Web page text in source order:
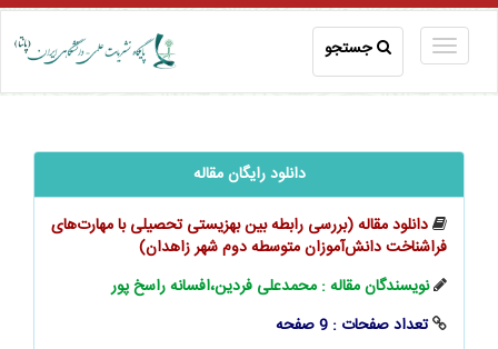
جستجو
دانلود رایگان مقاله
دانلود مقاله (بررسی رابطه بین بهزیستی تحصیلی با مهارت‌های
فراشناخت ‌‌‌دانش‌آموزان متوسطه دوم شهر زاهدان)
نویسندگان مقاله : محمدعلی فردین،افسانه راسخ‌ پور
تعداد صفحات : 9 صفحه